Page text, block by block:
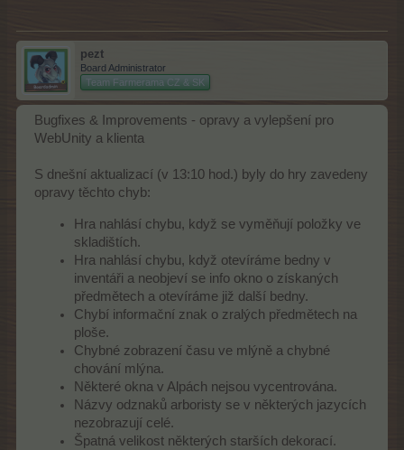
pezt
Board Administrator
Team Farmerama CZ & SK
Bugfixes & Improvements - opravy a vylepšení pro
WebUnity a klienta
S dnešní aktualizací (v 13:10 hod.) byly do hry zavedeny
opravy těchto chyb:
Hra nahlásí chybu, když se vyměňují položky ve
skladištích.
Hra nahlásí chybu, když otevíráme bedny v
inventáři a neobjeví se info okno o získaných
předmětech a otevíráme již další bedny.
Chybí informační znak o zralých předmětech na
ploše.
Chybné zobrazení času ve mlýně a chybné
chování mlýna.
Některé okna v Alpách nejsou vycentrována.
Názvy odznaků arboristy se v některých jazycích
nezobrazují celé.
Špatná velikost některých starších dekorací.